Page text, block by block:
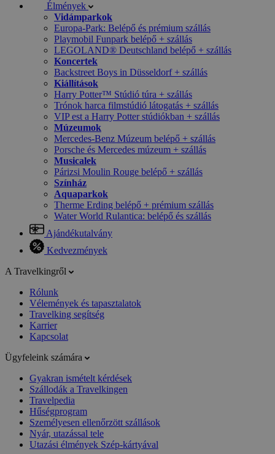
Élmények
Vidámparkok
Europa-Park: Belépő és prémium szállás
Playmobil Funpark belépő + szállás
LEGOLAND® Deutschland belépő + szállás
Koncertek
Backstreet Boys in Düsseldorf + szállás
Kiállítások
Harry Potter™ Stúdió túra + szállás
Trónok harca filmstúdió látogatás + szállás
VIP est a Harry Potter stúdiókban + szállás
Múzeumok
Mercedes-Benz Múzeum belépő + szállás
Porsche és Mercedes múzeum + szállás
Musicalek
Párizsi Moulin Rouge belépő + szállás
Színház
Aquaparkok
Therme Erding belépő + prémium szállás
Water World Rulantica: belépő és szállás
Ajándékutalvány
Kedvezmények
A Travelkingről
Rólunk
Vélemények és tapasztalatok
Travelking segítség
Karrier
Kapcsolat
Ügyfeleink számára
Gyakran ismételt kérdések
Szállodák a Travelkingen
Travelpedia
Hűségprogram
Személyesen ellenőrzött szállások
Nyár, utazással tele
Utazási élmények Szép-kártyával